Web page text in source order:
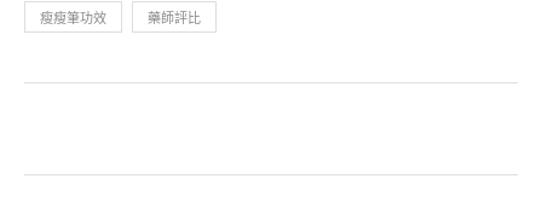
瘦瘦筆功效 藥師評比